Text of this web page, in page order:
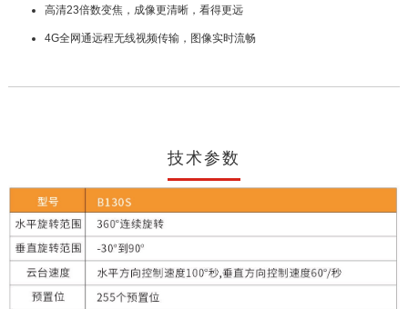
⾼清23倍数变焦，成像更清晰，看得更远
4G全⽹通远程⽆线视频传输，图像实时流畅
技术参数